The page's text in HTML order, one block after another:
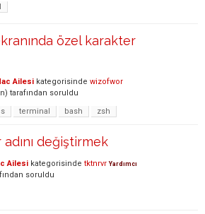
özel karakter
Ailesi kategorisinde wizofwor
tarafından soruldu
terminal bash zsh
değiştirmek
Ailesi kategorisinde tktnrvr Yardımcı
soruldu